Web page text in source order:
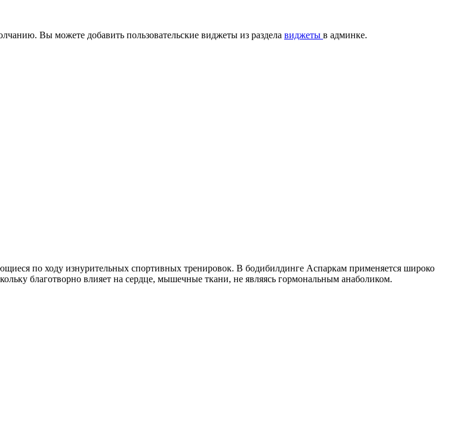
Вы можете добавить пользовательские виджеты из раздела виджеты в админке.
благотворно влияет на сердце, мышечные ткани, не являясь гормональным анаболиком.